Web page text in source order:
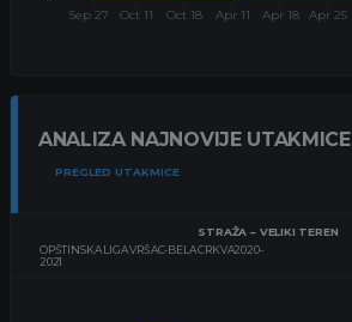
ANALIZA NAJNOVIJE UTAKMICE
PREGLED UTAKMICE
OPŠTINSKA LIGA VRŠAC-BELA CRKVA2020-
2021
STRAŽA – VELIKI TEREN